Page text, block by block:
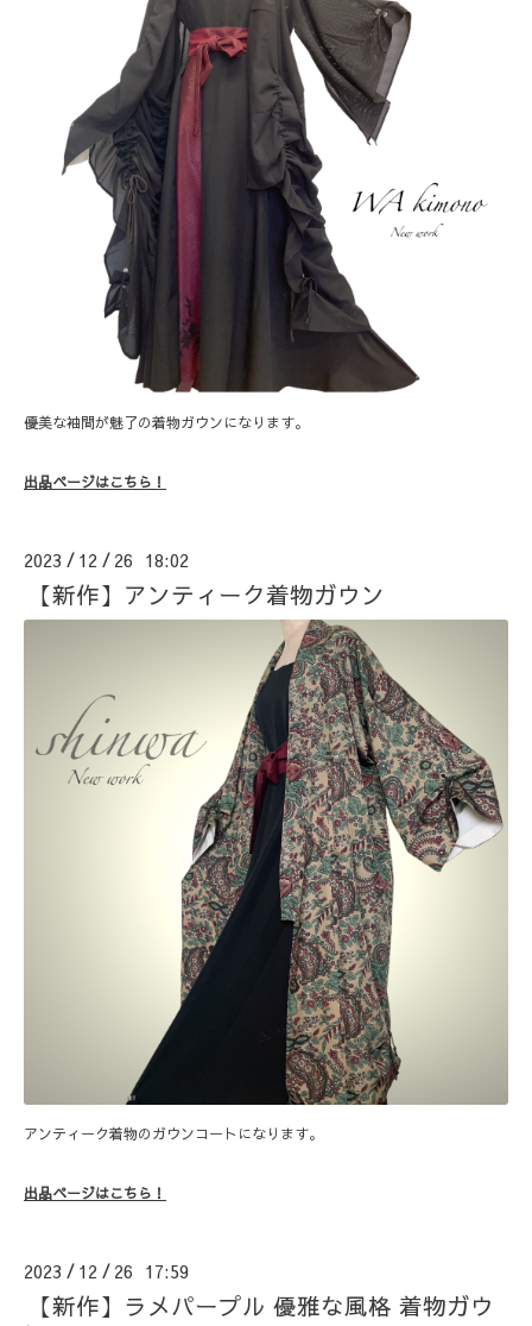
優美な袖間が魅了の着物ガウンになります。
出品ページはこちら！
2023 / 12 / 26 18:02
【新作】アンティーク着物ガウン
アンティーク着物のガウンコートになります。
出品ページはこちら！
2023 / 12 / 26 17:59
【新作】ラメパープル 優雅な風格 着物ガウ